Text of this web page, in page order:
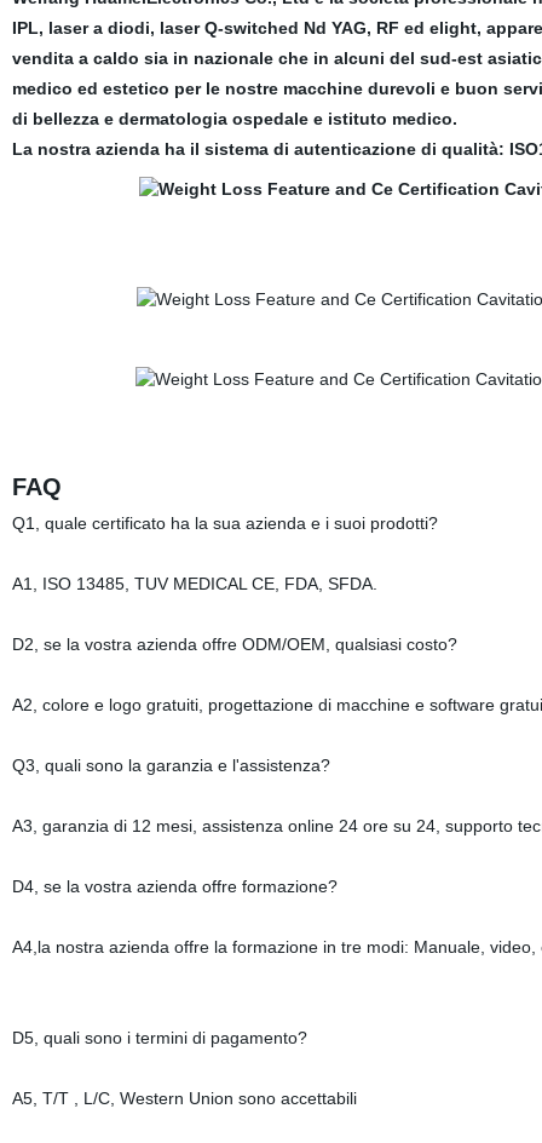
IPL, laser a diodi, laser Q-switched Nd YAG, RF ed elight,
vendita a caldo sia in nazionale che in alcuni del sud-est
medico ed estetico per le nostre macchine durevoli e buon
di bellezza e dermatologia ospedale e istituto medico.
La nostra azienda ha il sistema di autenticazione di qualità:
FAQ
Q1, quale certificato ha la sua azienda e i suoi prodotti?
A1, ISO 13485, TUV MEDICAL CE, FDA, SFDA.
D2, se la vostra azienda offre ODM/OEM, qualsiasi costo?
A2, colore e logo gratuiti, progettazione di macchine e software
Q3, quali sono la garanzia e l'assistenza?
A3, garanzia di 12 mesi, assistenza online 24 ore su 24, supporto
D4, se la vostra azienda offre formazione?
A4,la nostra azienda offre la formazione in tre modi: Manuale,
D5, quali sono i termini di pagamento?
A5, T/T , L/C, Western Union sono accettabili